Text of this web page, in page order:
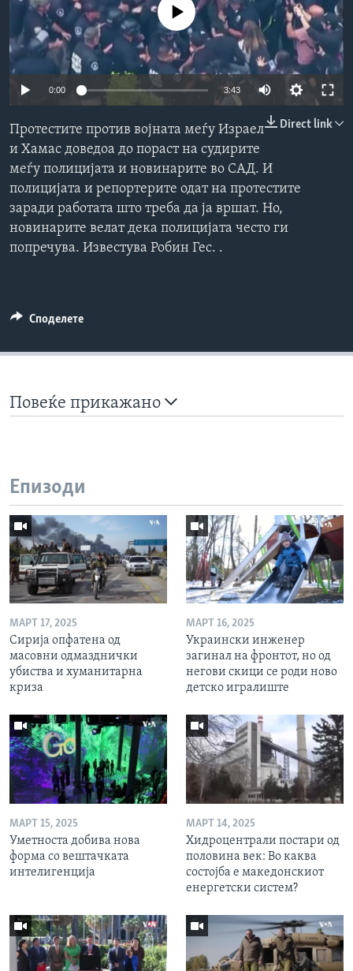
ИНТЕРВЈУА
Јазици
No media source currently available
0:00 3:43
Direct link
Протестите против војната меѓу Израел
и Хамас доведоа до пораст на судирите
меѓу полицијата и новинарите во САД. И
полицијата и репортерите одат на протестите
заради работата што треба да ја вршат. Но,
новинарите велат дека полицијата често ги
попречува. Известува Робин Гес. .
Споделете
Повеќе прикажано
Епизоди
МАРТ 17, 2025
Сирија опфатена од
масовни одмазднички
убиства и хуманитарна
криза
МАРТ 16, 2025
Украински инженер
загинал на фронтот, но од
негови скици се роди ново
детско игралиште
МАРТ 15, 2025
Уметноста добива нова
форма со вештачката
интелигенција
МАРТ 14, 2025
Хидроцентрали постари од
половина век: Во каква
состојба е македонскиот
енергетски систем?